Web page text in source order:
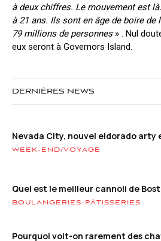
à deux chiffres. Le mouvement est
à 21 ans. Ils sont en âge de boire de
79 millions de personnes» . Nul
eux seront à Governors Island.
DERNIÈRES NEWS
Nevada City, nouvel eldorado arty
WEEK-END/VOYAGE
Quel est le meilleur cannoli de
BOULANGERIES-PÂTISSERIES
Pourquoi voit-on rarement des